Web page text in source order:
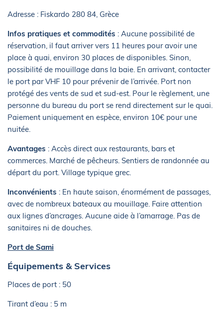
Adresse : Fiskardo 280 84, Grèce
Infos pratiques et commodités : Aucune possibilité de
réservation, il faut arriver vers 11 heures pour avoir une
place à quai, environ 30 places de disponibles. Sinon,
possibilité de mouillage dans la baie. En arrivant, contacter
le port par VHF 10 pour prévenir de l’arrivée. Port non
protégé des vents de sud et sud-est. Pour le règlement, une
personne du bureau du port se rend directement sur le quai.
Paiement uniquement en espèce, environ 10€ pour une
nuitée.
Avantages : Accès direct aux restaurants, bars et
commerces. Marché de pêcheurs. Sentiers de randonnée au
départ du port. Village typique grec.
Inconvénients : En haute saison, énormément de passages,
avec de nombreux bateaux au mouillage. Faire attention
aux lignes d’ancrages. Aucune aide à l’amarrage. Pas de
sanitaires ni de douches.
Port de Sami
Équipements & Services
Places de port : 50
Tirant d’eau : 5 m